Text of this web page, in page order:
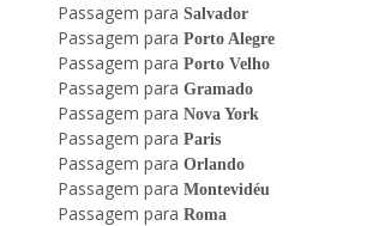
Passagem para Salvador
Passagem para Porto Alegre
Passagem para Porto Velho
Passagem para Gramado
Passagem para Nova York
Passagem para Paris
Passagem para Orlando
Passagem para Montevidéu
Passagem para Roma